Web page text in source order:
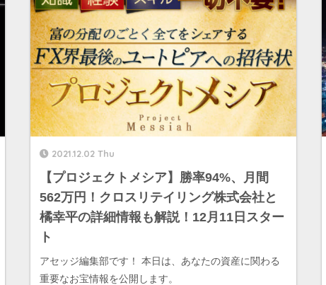
2021.12.02 Thu
【プロジェクトメシア】勝率94%、月間
562万円！クロスリテイリング株式会社と
橘幸平の詳細情報も解説！12月11日スター
ト
アセッジ編集部です！ 本日は、あなたの資産に関わる
重要なお宝情報を公開します。